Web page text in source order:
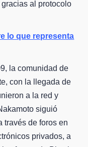
al protocolo
lo que representa
la comunidad de
con la llegada de
a la red y
siguió
través de foros en
privados, a